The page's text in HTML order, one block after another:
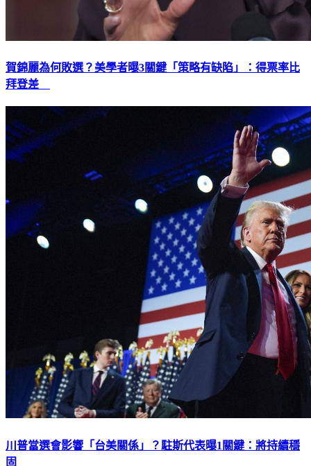
賀錦麗為何敗選？美學者曝3關鍵「策略有缺陷」：得票率比
拜登差
川普當選會影響「台美關係」？駐斯代表曝1關鍵：將持續穩
固